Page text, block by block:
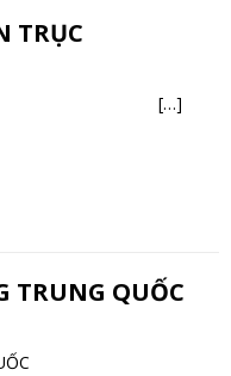
TRỤC
TRỤC […]
TRUNG QUỐC
TRUNG QUỐC